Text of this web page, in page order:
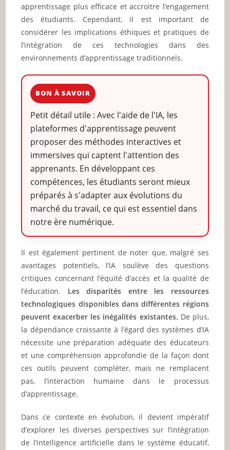
apprentissage plus efficace et accroitre l’engagement
des étudiants. Cependant, il est important de
considérer les implications éthiques et pratiques de
l’intégration de ces technologies dans des
environnements d’apprentissage traditionnels.
BON À SAVOIR
Petit détail utile : Avec l'aide de l'IA, les
plateformes d'apprentissage peuvent
proposer des méthodes interactives et
immersives qui captent l'attention des
apprenants. En développant ces
compétences, les étudiants seront mieux
préparés à s'adapter aux évolutions du
marché du travail, ce qui est essentiel dans
notre ère numérique.
Il est également pertinent de noter que, malgré ses
avantages potentiels, l’IA soulève des questions
critiques concernant l’équité d’accès et la qualité de
l’éducation. Les disparités entre les ressources
technologiques disponibles dans différentes régions
peuvent exacerber les inégalités existantes. De plus,
la dépendance croissante à l’égard des systèmes d’IA
nécessite une préparation adéquate des éducateurs
et une compréhension approfondie de la façon dont
ces outils peuvent compléter, mais ne remplacent
pas, l’interaction humaine dans le processus
d’apprentissage.
Dans ce contexte en évolution, il devient impératif
d’explorer les diverses perspectives sur l’intégration
de l’intelligence artificielle dans le système éducatif,